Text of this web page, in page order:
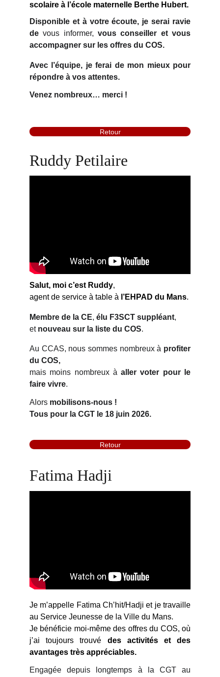
scolaire à l’école maternelle Berthe Hubert.
Disponible et à votre écoute, je serai ravie
devous informer, vous conseiller etvous
accompagner sur les offres du COS.
Avec l’équipe, je ferai de mon mieux pour
répondre à vos attentes.
Venez nombreux… merci !
Retour
Ruddy Petilaire
Salut, moi c’est Ruddy,
agent de service à table à l’EHPAD du Mans.
Membre de la CE, élu F3SCT suppléant,
et nouveau sur la liste du COS.
Au CCAS, nous sommes nombreux à profiter
du COS,
mais moins nombreux àaller voter pour le
faire vivre.
Alors mobilisons-nous !
Tous pour la CGT le 18 juin 2026.
Retour
Fatima Hadji
Je m’appelle Fatima Ch’hit/Hadji et je travaille
au Service Jeunesse de la Ville du Mans.
Je bénéficie moi-même des offres du COS, où
j’ai toujours trouvé des activités et des
avantages très appréciables.
Engagée depuis longtemps à la CGT au